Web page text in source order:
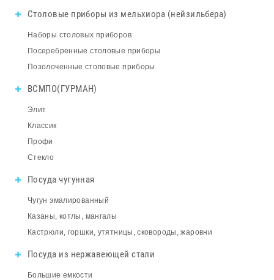
Столовые приборы из мельхиора (нейзильбера)
Наборы столовых приборов
Посеребренные столовые приборы
Позолоченные столовые приборы
ВСМПО(ГУРМАН)
Элит
Классик
Профи
Стекло
Посуда чугунная
Чугун эмалированный
Казаны, котлы, мангалы
Кастрюли, горшки, утятницы, сковороды, жаровни
Посуда из нержавеющей стали
Большие емкости